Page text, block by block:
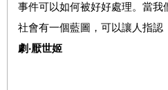
事件可以如何被好好處理。當我
社會有一個藍圖，可以讓人指認
劇‧厭世姬